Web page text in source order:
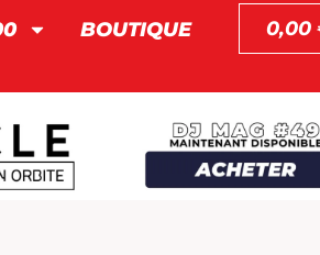
BOUTIQUE 0,00